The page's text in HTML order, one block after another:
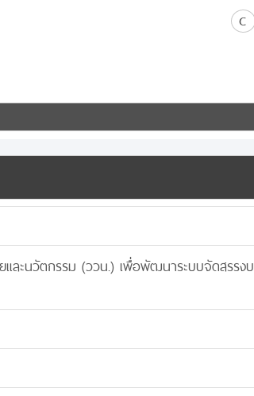
c
ละนวัตกรรม (ววน.) เพื่อพัฒนาระบบจัดสรรงบ